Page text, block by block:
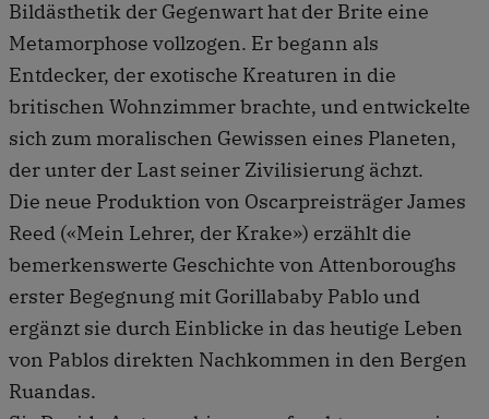
Bildästhetik der Gegenwart hat der Brite eine
Metamorphose vollzogen. Er begann als
Entdecker, der exotische Kreaturen in die
britischen Wohnzimmer brachte, und entwickelte
sich zum moralischen Gewissen eines Planeten,
der unter der Last seiner Zivilisierung ächzt.
Die neue Produktion von Oscarpreisträger James
Reed («Mein Lehrer, der Krake») erzählt die
bemerkenswerte Geschichte von Attenboroughs
erster Begegnung mit Gorillababy Pablo und
ergänzt sie durch Einblicke in das heutige Leben
von Pablos direkten Nachkommen in den Bergen
Ruandas.